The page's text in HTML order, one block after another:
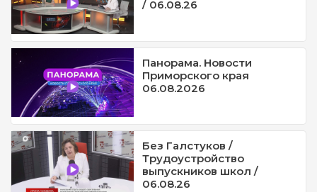
/ 06.08.26
Панорама. Новости
Приморского края
06.08.2026
Без Галстуков /
Трудоустройство
выпускников школ /
06.08.26